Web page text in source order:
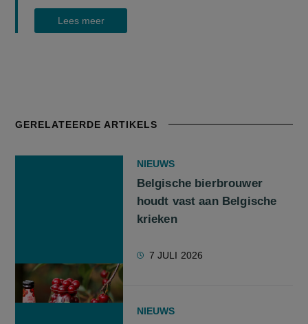
Lees meer
GERELATEERDE ARTIKELS
NIEUWS
Belgische bierbrouwer
houdt vast aan Belgische
krieken
7 JULI 2026
NIEUWS